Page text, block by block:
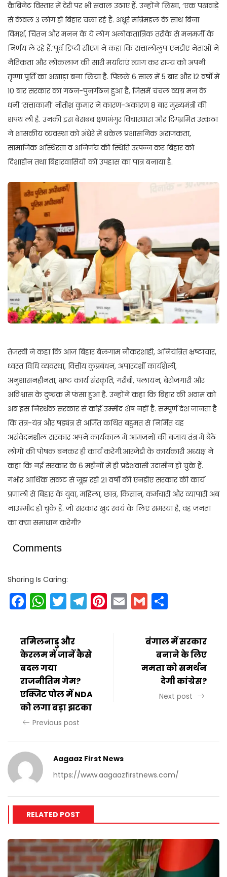
कैबिनेट विस्तार में देरी पर भी सवाल उठाए हैं. उन्होंने लिखा, ‘एक पखवाड़े
से केवल 3 लोग ही बिहार चला रहे हैं. अधूरे मंत्रिमंडल के साथ बिना
विमर्श, चिंतन और मनन के ये लोग अलोकतांत्रिक तरीके से मनमर्जी के
निर्णय ले रहे हैं.’पूर्व डिप्टी सीएम ने कहा कि सत्तालोलुप एनडीए नेताओं ने
नैतिकता और लोकलाज की सारी मर्यादाएं त्याग कर राज्य को अपनी
तृष्णा पूर्ति का अखाड़ा बना लिया है. पिछले 6 साल में 5 बार और 12 वर्षों में
10 बार सरकार का गठन-पुनर्गठन हुआ है, जिसमें चंचल व्यग्र मन के
धनी ‘सत्ताकामी’ नीतीश कुमार ने कारण-अकारण 8 बार मुख्यमंत्री की
शपथ ली है. उनकी इस बेसबब क्षणभंगुर विचारधारा और दिग्भ्रमित उत्कंठा
ने शासकीय व्यवस्था को अंधेरे में धकेल प्रशासनिक अराजकता,
सामाजिक अस्थिरता व अनिर्णय की स्थिति उत्पन्न कर बिहार को
दिशाहीन तथा बिहारवासियों को उपहास का पात्र बनाया है.
तेजस्वी ने कहा कि आज बिहार बेलगाम नौकरशाही, अनियंत्रित भ्रष्टाचार,
ध्वस्त विधि व्यवस्था, वित्तीय कुप्रबंधन, अपारदर्शी कार्यशैली,
अनुशासनहीनता, भ्रष्ट कार्य संस्कृति, गरीबी, पलायन, बेरोजगारी और
अविश्वास के दुष्चक्र में फंसा हुआ है. उन्होंने कहा कि बिहार की अवाम को
अब इस निरर्थक सरकार से कोई उम्मीद शेष नहीं है. सम्पूर्ण देश जानता है
कि तंत्र-यंत्र और षड्यंत्र से अर्जित कथित बहुमत से निर्मित यह
असंवेदनशील सरकार अपने कार्यकाल में आमजनों की बजाय तंत्र में बैठे
लोगों की पोषक बनकर ही कार्य करेगी.आरजेडी के कार्यकारी अध्यक्ष ने
कहा कि नई सरकार के 6 महीनों में ही प्रदेशवासी उदासीन हो चुके हैं.
गंभीर आर्थिक संकट से जूझ रही 21 वर्षों की एनडीए सरकार की कार्य
प्रणाली से बिहार के युवा, महिला, छात्र, किसान, कर्मचारी और व्यापारी अब
नाउम्मीद हो चुके हैं. जो सरकार खुद स्वयं के लिए समस्या है, वह जनता
का क्या समाधान करेगी?
Comments
Sharing Is Caring:
Facebook
WhatsApp
Twitter
Telegram
Pinterest
EmailGmail
तमिलनाडु और
केरलम में जानें कैसे
बदल गया
राजनीतिम गेम?
एक्जिट पोल में NDA
को लगा बड़ा झटका
Previous post
बंगाल में सरकार
बनाने के लिए
ममता को समर्थन
देगी कांग्रेस?
Next post
Aagaaz First News
https://www.aagaazfirstnews.com/
RELATED POST